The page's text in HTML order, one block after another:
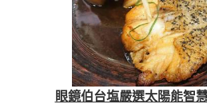
眼鏡伯台塩嚴選太陽能智